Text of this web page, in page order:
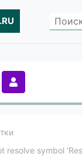
resolve symbol